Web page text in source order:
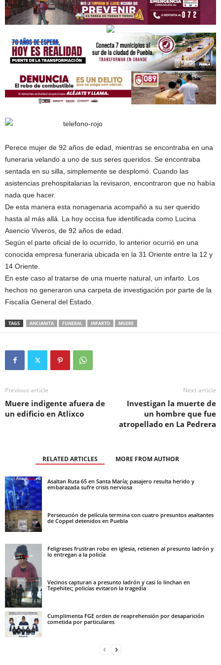
Perece mujer de 92 años de edad, mientras se encontraba en una
funeraria velando a uno de sus seres queridos. Se encontraba
sentada en su silla, simplemente se desplomó. Cuando las
asistencias prehospitalarias la revisaron, encontraron que no había
nada que hacer.
De esta manera esta nonagenaria acompañó a su ser querido
hasta al más allá. La hoy occisa fue identificada como Lucina
Asencio Viveros, de 92 años de edad.
Según el parte oficial de lo ocurrido, lo anterior ocurrió en una
conocida empresa funeraria ubicada en la 31 Oriente entre la 12 y
14 Oriente.
En este caso al tratarse de una muerte natural, un infarto. Los
hechos no generaron una carpeta de investigación por parte de la
Fiscalía General del Estado.
TAGS ANCIANITA FUNERAL INFARTO MUERE
Previous article
Muere indigente afuera de
un edificio en Atlixco
Next article
Investigan la muerte de
un hombre que fue
atropellado en La Pedrera
RELATED ARTICLES MORE FROM AUTHOR
Asaltan Ruta 65 en Santa María; pasajero resulta herido y
embarazada sufre crisis nerviosa
Persecución de película termina con cuatro presuntos asaltantes
de Coppel detenidos en Puebla
Feligreses frustran robo en iglesia, retienen al presunto ladrón y
lo entregan a la policía
Vecinos capturan a presunto ladrón y casi lo linchan en
Tepehitec; policías evitaron la tragedia
Cumplimenta FGE orden de reaprehensión por desaparición
cometida por particulares